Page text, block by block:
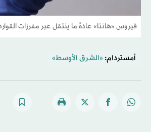
فيروس «هانتا» عادةً ما ينتقل عبر مفرزات
أمستردام: «الشرق الأوسط»